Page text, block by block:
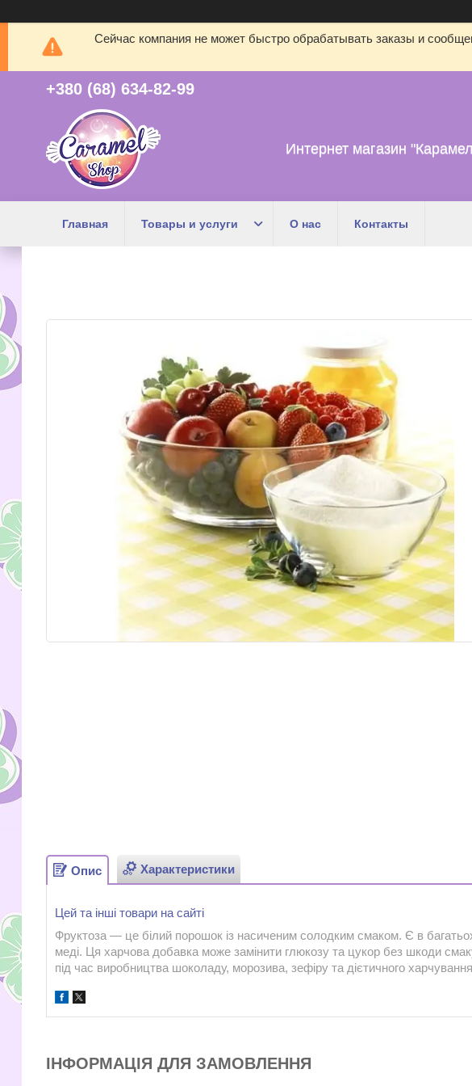
Сейчас компания не может быстро обрабатывать заказы и
+380 (68) 634-82-99
Интернет магазин
Главная Товары и услуги О нас Контакты
Опис Характеристики
Цей та інші товари на сайті
Фруктоза — це білий порошок із насиченим солодким смаком. Є в
меді. Ця харчова добавка може замінити глюкозу та цукор без шкоди
під час виробництва шоколаду, морозива, зефіру та дієтичного
ІНФОРМАЦІЯ ДЛЯ ЗАМОВЛЕННЯ